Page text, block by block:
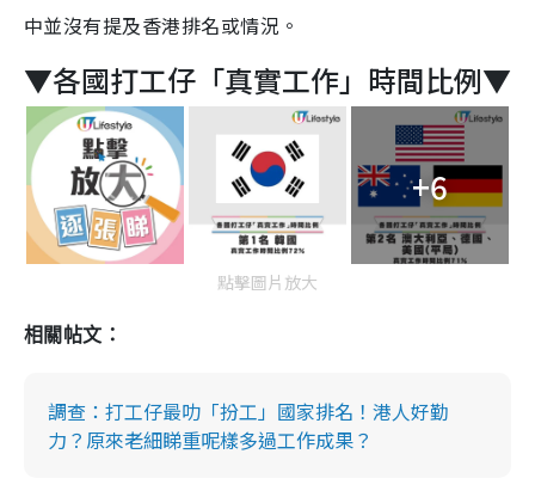
中並沒有提及香港排名或情況。
▼各國打工仔「真實工作」時間比例▼
+6
點擊圖片放大
相關帖文：
調查：打工仔最叻「扮工」國家排名！港人好勤
力？原來老細睇重呢樣多過工作成果？